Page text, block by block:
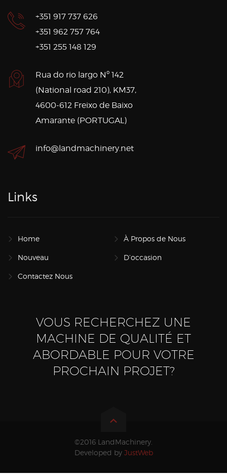
+351 917 737 626
+351 962 757 764
+351 255 148 129
Rua do rio largo Nº 142
(National road 210), KM37,
4600-612 Freixo de Baixo
Amarante (PORTUGAL)
info@landmachinery.net
Links
Home À Propos de Nous
Nouveau D’occasion
Contactez Nous
VOUS RECHERCHEZ UNE
MACHINE DE QUALITÉ ET
ABORDABLE POUR VOTRE
PROCHAIN PROJET?
©2016 LandMachinery.
Developed by JustWeb